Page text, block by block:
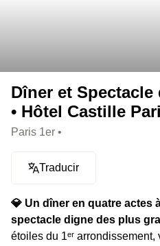
Dîner et
• Hôtel Castille
Paris 1er •
Traducir
💎 Un dîner en quatre actes
spectacle digne des plus
étoiles du 1ᵉʳ